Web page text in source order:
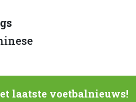
laatste voetbalnieuws!